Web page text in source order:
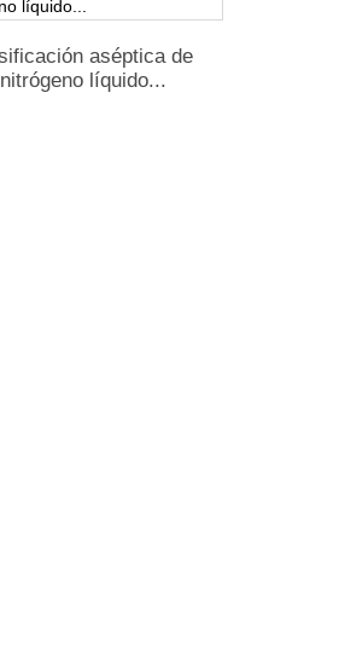
aséptica de
nitrógeno líquido...